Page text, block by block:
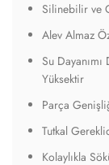
Silinebilir ve
Alev Almaz
Su
Yüksektir
Parça
Tutkal
Kolaylıkla